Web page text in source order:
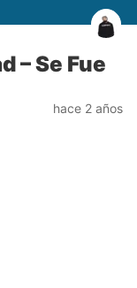
– Se Fue
hace 2 años